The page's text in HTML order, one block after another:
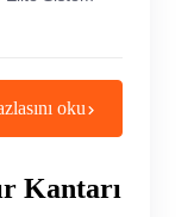
oku
Kantarı